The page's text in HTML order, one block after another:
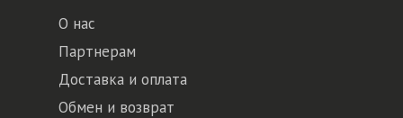
О нас
Партнерам
Доставка и оплата
Обмен и возврат